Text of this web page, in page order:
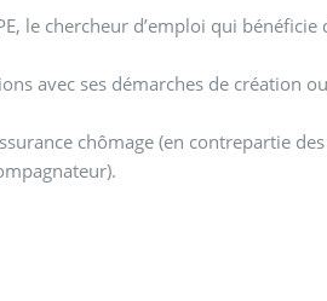
le chercheur d’emploi qui bénéficie
avec ses démarches de création
chômage (en contrepartie